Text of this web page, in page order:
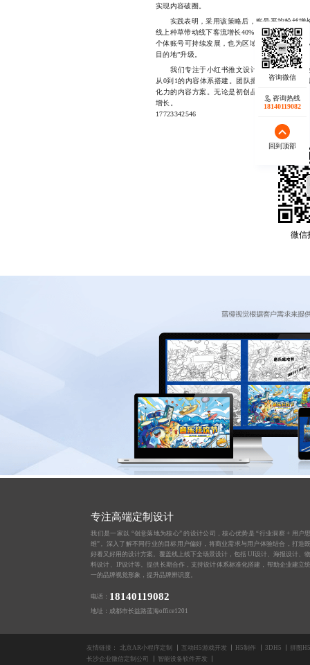
实现内容破圈。
实践表明，采用该策略后，账号平均粉丝增
线上种草带动线下客流增长40%以上。长远来看
个体账号可持续发展，也为区域电商生态注入
目的地”升级。
我们专注于小红书推文设计与内容代运营服
从0到1的内容体系搭建。团队擅长将城市文化
化力的内容方案。无论是初创品牌还是成熟门
增长。
17723342546
微信
咨询热线
18140119082
回到顶部
专注高端定制设计
我们是一家以 “创意落地为核心” 的设计公司，核心优势是 “行业洞察 + 用户
维”。深入了解不同行业的目标用户偏好，将商业需求与用户体验结合，打造
好看又好用的设计方案。覆盖线上线下全场景设计，包括 UI设计、海报设计、
料设计、IP设计等。提供长期合作，支持设计体系标准化搭建，帮助企业建立
一的品牌视觉形象，提升品牌辨识度。
电话： 18140119082
地址：成都市长益路蓝海office1201
友情链接： 北京AR小程序定制 互动H5游戏开发 H5制作 3DH5
拼图H5
长沙企业微信定制公司
智能设备软件开发